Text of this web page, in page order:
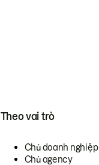
Theo vai trò
Chủ doanh nghiệp
Chủ agency